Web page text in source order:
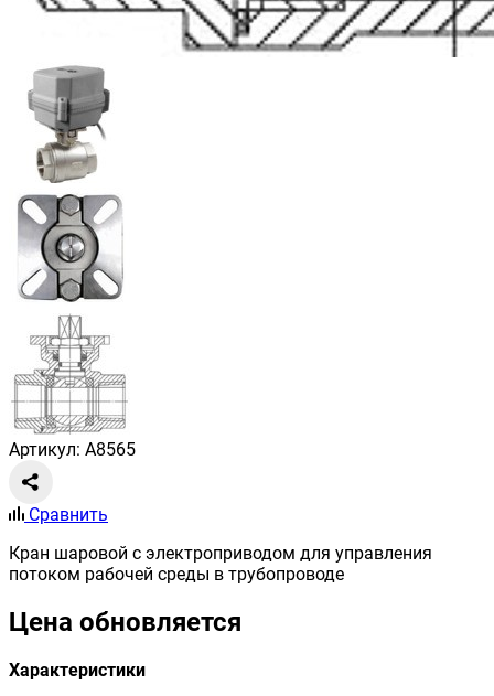
Артикул: A8565
Сравнить
Кран шаровой с электроприводом для управления
потоком рабочей среды в трубопроводе
Цена обновляется
Характеристики